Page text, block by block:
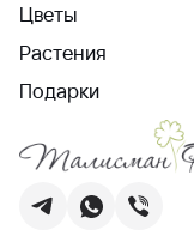
Цветы
Растения
Подарки